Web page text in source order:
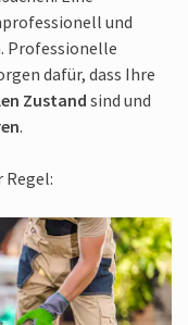
und
Professionelle
dafür, dass Ihre
Zustand sind und
.